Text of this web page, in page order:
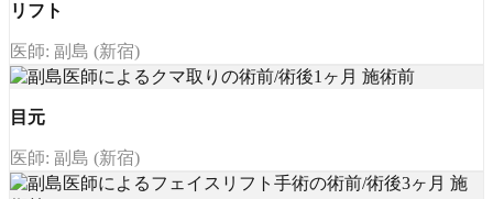
リフト
医師: 副島 (新宿)
目元
医師: 副島 (新宿)